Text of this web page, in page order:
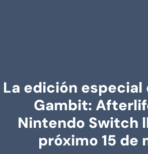
La edición especial
Gambit:
Nintendo Switch
próximo 15 de